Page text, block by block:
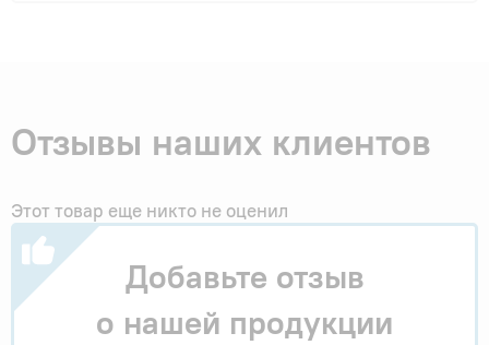
Отзывы наших клиентов
Этот товар еще никто не оценил
Добавьте отзыв
о нашей продукции